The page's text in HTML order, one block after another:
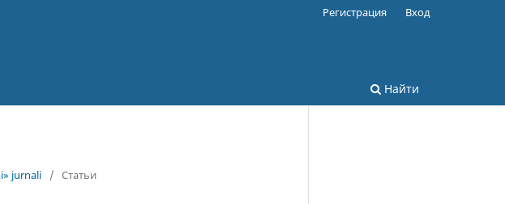
Найти
Регистрация Вход
jurnali / Статьи